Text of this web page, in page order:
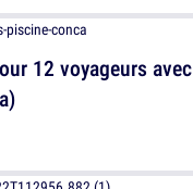
12 voyageurs avec